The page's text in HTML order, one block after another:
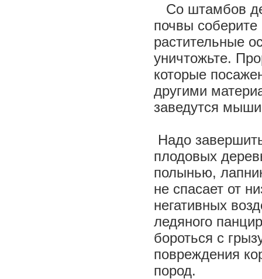
Со штамбов
почвы
растительные
уничтожьте.
которые
другими
заведутся
Надо
плодовых
полынью,
не спасает от
негативных
ледяного
бороться с
повреждения
пород.